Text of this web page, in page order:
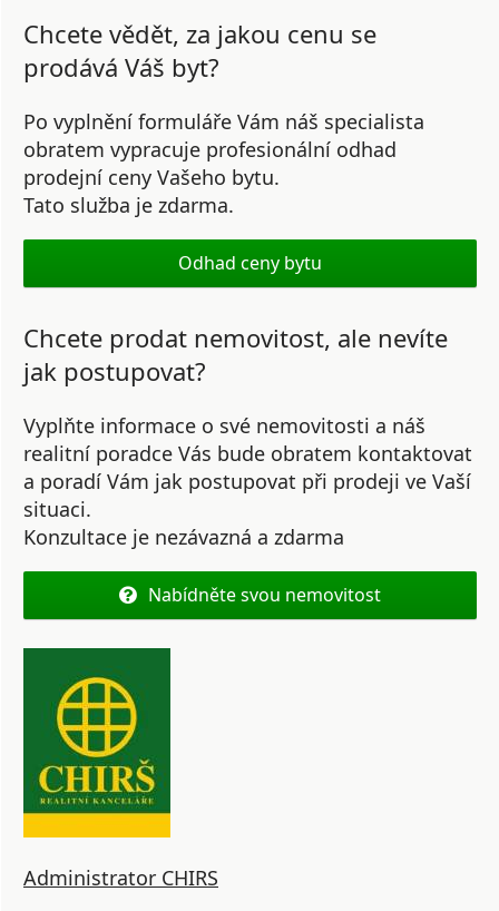
Chcete vědět, za jakou cenu se
prodává Váš byt?
Po vyplnění formuláře Vám náš specialista
obratem vypracuje profesionální odhad
prodejní ceny Vašeho bytu.
Tato služba je zdarma.
Odhad ceny bytu
Chcete prodat nemovitost, ale nevíte
jak postupovat?
Vyplňte informace o své nemovitosti a náš
realitní poradce Vás bude obratem kontaktovat
a poradí Vám jak postupovat při prodeji ve Vaší
situaci.
Konzultace je nezávazná a zdarma
Nabídněte svou nemovitost
Administrator CHIRS